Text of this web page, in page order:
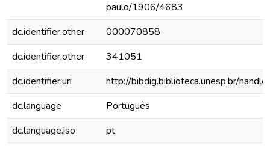
paulo/1906/4683
dc.identifier.other
000070858
dc.identifier.other
341051
dc.identifier.uri
http://bibdig.biblioteca.unesp.br/
dc.language
Português
dc.language.iso
pt